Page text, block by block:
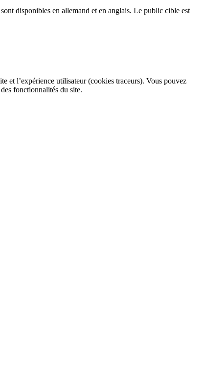
disponibles en allemand et en anglais. Le public cible est
et l’expérience utilisateur (cookies traceurs). Vous pouvez
fonctionnalités du site.